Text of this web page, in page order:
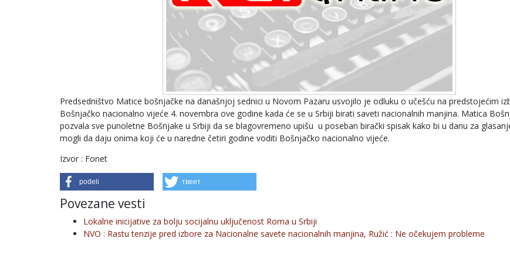
Predsedništvo Matice bošnjačke na današnjoj sednici u Novom Pazaru usvojilo je odluku o učešću na predstojećim
Bošnjačko nacionalno vijeće 4. novembra ove godine kada će se u Srbiji birati saveti nacionalnih manjina. Matica
pozvala sve punoletne Bošnjake u Srbiji da se blagovremeno upišu u poseban birački spisak kako bi u danu za
mogli da daju onima koji će u naredne četiri godine voditi Bošnjačko nacionalno vijeće.
Izvor : Fonet
podeli твеет
Povezane vesti
Lokalne inicijative za bolju socijalnu uključenost Roma u Srbiji
NVO : Rastu tenzije pred izbore za Nacionalne savete nacionalnih manjina, Ružić : Ne očekujem probleme